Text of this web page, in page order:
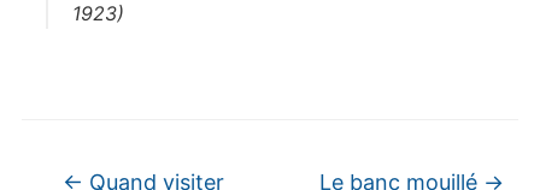
1923)
← Quand visiter
Le banc mouillé →